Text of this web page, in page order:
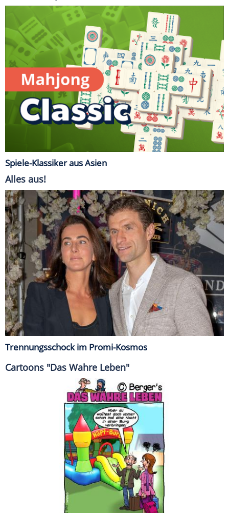
Spiele-Klassiker aus Asien
Alles aus!
Trennungsschock im Promi-Kosmos
Cartoons "Das Wahre Leben"